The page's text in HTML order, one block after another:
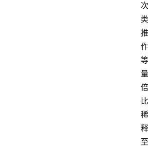
次
类
推
作
等
量
倍
比
稀
释
至